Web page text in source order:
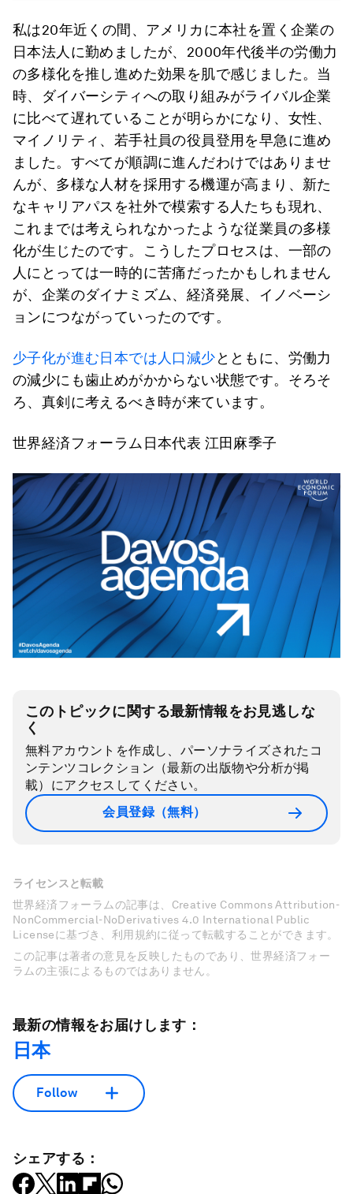
私は20年近くの間、アメリカに本社を置く企業の
日本法人に勤めましたが、2000年代後半の労働力
の多様化を推し進めた効果を肌で感じました。当
時、ダイバーシティへの取り組みがライバル企業
に比べて遅れていることが明らかになり、女性、
マイノリティ、若手社員の役員登用を早急に進め
ました。すべてが順調に進んだわけではありませ
んが、多様な人材を採用する機運が高まり、新た
なキャリアパスを社外で模索する人たちも現れ、
これまでは考えられなかったような従業員の多様
化が生じたのです。こうしたプロセスは、一部の
人にとっては一時的に苦痛だったかもしれません
が、企業のダイナミズム、経済発展、イノベーシ
ョンにつながっていったのです。
少子化が進む日本では人口減少とともに、労働力
の減少にも歯止めがかからない状態です。そろそ
ろ、真剣に考えるべき時が来ています。
世界経済フォーラム日本代表 江田麻季子
このトピックに関する最新情報をお見逃しな
く
無料アカウントを作成し、パーソナライズされたコ
ンテンツコレクション（最新の出版物や分析が掲
載）にアクセスしてください。
会員登録（無料）
ライセンスと転載
世界経済フォーラムの記事は、Creative Commons Attribution-
NonCommercial-NoDerivatives 4.0 International Public
Licenseに基づき、利用規約に従って転載することができます。
この記事は著者の意見を反映したものであり、世界経済フォー
ラムの主張によるものではありません。
最新の情報をお届けします：
日本
Follow
シェアする：